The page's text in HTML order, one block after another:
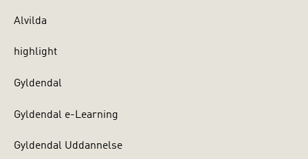
Alvilda
highlight
Gyldendal
Gyldendal e-Learning
Gyldendal Uddannelse